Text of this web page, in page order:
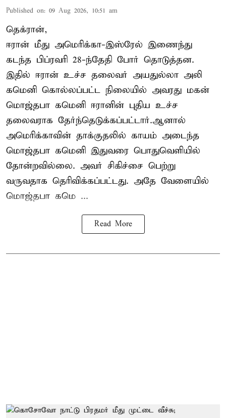
Published on: 09 Aug 2026, 10:51 am
தெக்ரான்,
ஈரான் மீது அமெரிக்கா-இஸ்ரேல் இணைந்து
கடந்த பிப்ரவரி 28-ந்தேதி போர் தொடுத்தன.
இதில் ஈரான் உச்ச தலைவர் அயதுல்லா அலி
கமெனி கொல்லப்பட்ட நிலையில் அவரது மகன்
மொஜ்தபா கமெனி ஈரானின் புதிய உச்ச
தலைவராக தேர்ந்தெடுக்கப்பட்டார்.ஆனால்
அமெரிக்காவின் தாக்குதலில் காயம் அடைந்த
மொஜ்தபா கமெனி இதுவரை பொதுவெளியில்
தோன்றவில்லை. அவர் சிகிச்சை பெற்று
வருவதாக தெரிவிக்கப்பட்டது. அதே வேளையில்
மொஜ்தபா கமெ ...
Read More